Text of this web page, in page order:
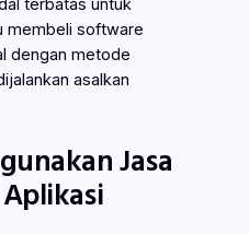
terbatas untuk
membeli software
dengan metode
asalkan
Jasa